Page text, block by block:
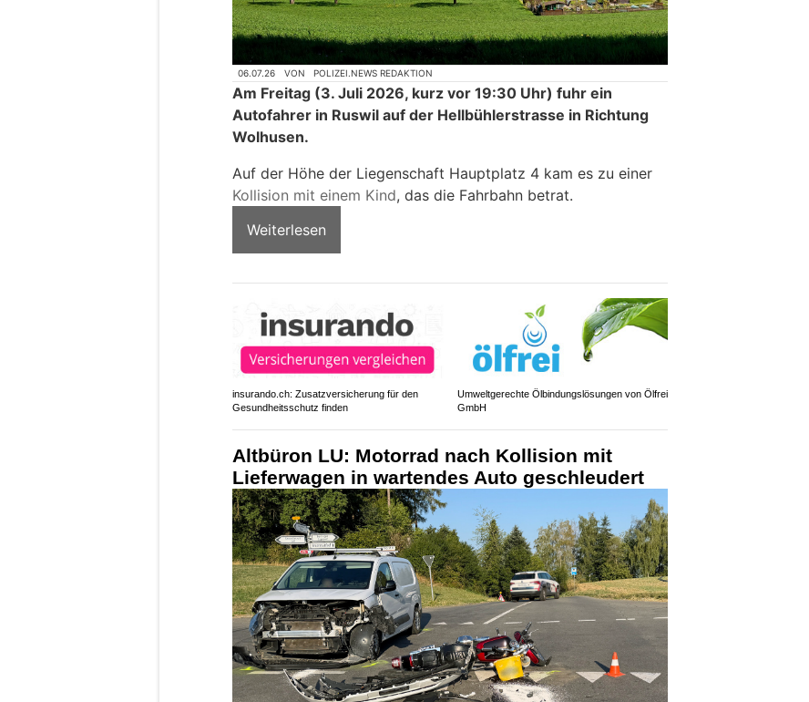
06.07.26 VON POLIZEI.NEWS REDAKTION
Am Freitag (3. Juli 2026, kurz vor 19:30 Uhr) fuhr ein
Autofahrer in Ruswil auf der Hellbühlerstrasse in Richtung
Wolhusen.
Auf der Höhe der Liegenschaft Hauptplatz 4 kam es zu einer
Kollision mit einem Kind, das die Fahrbahn betrat.
Weiterlesen
insurando.ch: Zusatzversicherung für den
Gesundheitsschutz finden
Umweltgerechte Ölbindungslösungen von Ölfrei
GmbH
Altbüron LU: Motorrad nach Kollision mit
Lieferwagen in wartendes Auto geschleudert